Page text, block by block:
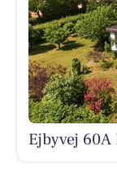
Ejbyvej